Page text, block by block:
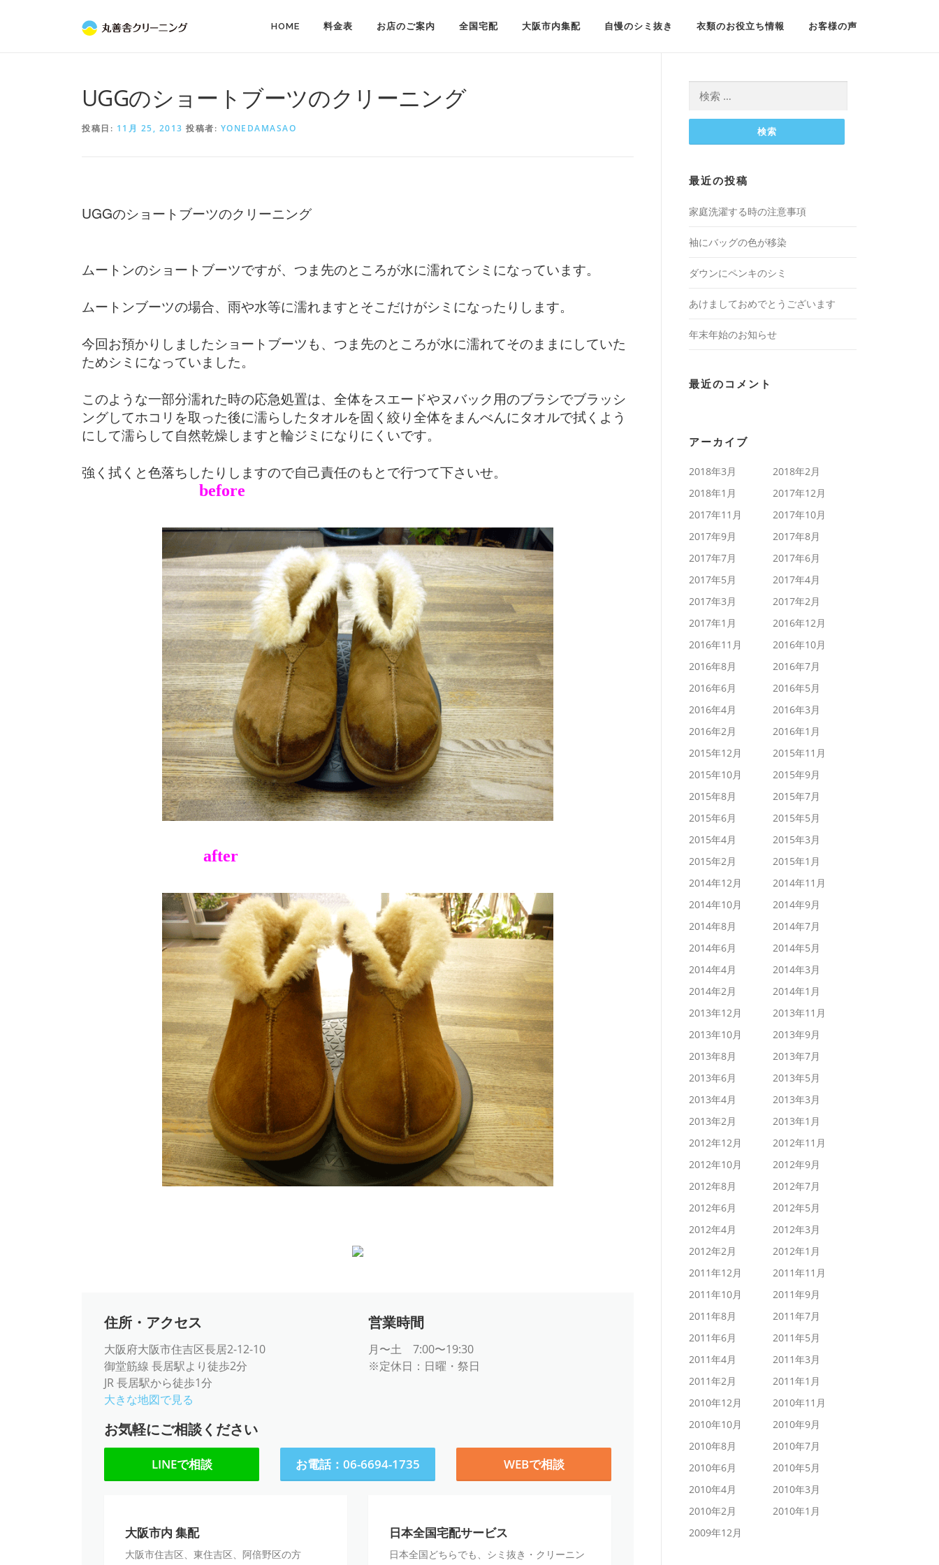
HOME 料金表 お店のご案内 全国宅配 大阪市内集配 自慢のシミ抜き 衣類のお役立ち情報 お客様の声
UGGのショートブーツのクリーニング
投稿日: 11月 25, 2013 投稿者: YONEDAMASAO
UGGのショートブーツのクリーニング
ムートンのショートブーツですが、つま先のところが水に濡れてシミになっています。
ムートンブーツの場合、雨や水等に濡れますとそこだけがシミになったりします。
今回お預かりしましたショートブーツも、つま先のところが水に濡れてそのままにしていた
ためシミになっていました。
このような一部分濡れた時の応急処置は、全体をスエードやヌバック用のブラシでブラッシ
ングしてホコリを取った後に濡らしたタオルを固く絞り全体をまんべんにタオルで拭くよう
にして濡らして自然乾燥しますと輪ジミになりにくいです。
強く拭くと色落ちしたりしますので自己責任のもとで行つて下さいせ。
before
after
住所・アクセス
大阪府大阪市住吉区長居2-12-10
御堂筋線 長居駅より徒歩2分
JR 長居駅から徒歩1分
大きな地図で見る
営業時間
月〜土 7:00〜19:30
※定休日：日曜・祭日
お気軽にご相談ください
LINEで相談 お電話：06-6694-1735 WEBで相談
大
阪
市
大阪市内 集配
大阪市住吉区、東住吉区、阿倍野区の方
本
全
日本全国宅配サービス
日本全国どちらでも、シミ抜き・クリーニン
最近の投稿
家庭洗濯する時の注意事項
袖にバッグの色が移染
ダウンにペンキのシミ
あけましておめでとうございます
年末年始のお知らせ
最近のコメント
アーカイブ
2018年3月
2018年2月
2018年1月
2017年12月
2017年11月
2017年10月
2017年9月
2017年8月
2017年7月
2017年6月
2017年5月
2017年4月
2017年3月
2017年2月
2017年1月
2016年12月
2016年11月
2016年10月
2016年8月
2016年7月
2016年6月
2016年5月
2016年4月
2016年3月
2016年2月
2016年1月
2015年12月
2015年11月
2015年10月
2015年9月
2015年8月
2015年7月
2015年6月
2015年5月
2015年4月
2015年3月
2015年2月
2015年1月
2014年12月
2014年11月
2014年10月
2014年9月
2014年8月
2014年7月
2014年6月
2014年5月
2014年4月
2014年3月
2014年2月
2014年1月
2013年12月
2013年11月
2013年10月
2013年9月
2013年8月
2013年7月
2013年6月
2013年5月
2013年4月
2013年3月
2013年2月
2013年1月
2012年12月
2012年11月
2012年10月
2012年9月
2012年8月
2012年7月
2012年6月
2012年5月
2012年4月
2012年3月
2012年2月
2012年1月
2011年12月
2011年11月
2011年10月
2011年9月
2011年8月
2011年7月
2011年6月
2011年5月
2011年4月
2011年3月
2011年2月
2011年1月
2010年12月
2010年11月
2010年10月
2010年9月
2010年8月
2010年7月
2010年6月
2010年5月
2010年4月
2010年3月
2010年2月
2010年1月
2009年12月